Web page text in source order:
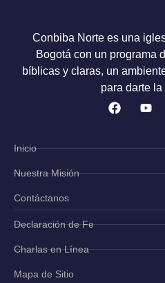
Conbiba Norte es una
Bogotá con un programa
bíblicas y claras, un
para darte
Inicio
Nuestra Misión
Contáctanos
Declaración de Fe
Charlas en Línea
Mapa de Sitio